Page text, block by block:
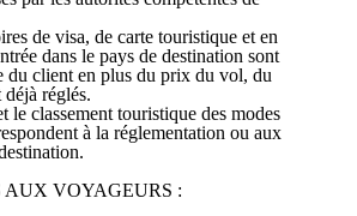
de visa, de carte touristique et en
dans le pays de destination sont
du client en plus du prix du vol, du
réglés.
classement touristique des modes
à la réglementation ou aux
VOYAGEURS :